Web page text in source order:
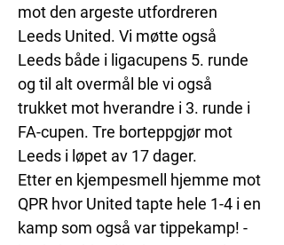
mot den argeste utfordreren
Leeds United. Vi møtte også
Leeds både i ligacupens 5. runde
og til alt overmål ble vi også
trukket mot hverandre i 3. runde i
FA-cupen. Tre borteppgjør mot
Leeds i løpet av 17 dager.
Etter en kjempesmell hjemme mot
QPR hvor United tapte hele 1-4 i en
kamp som også var tippekamp! -